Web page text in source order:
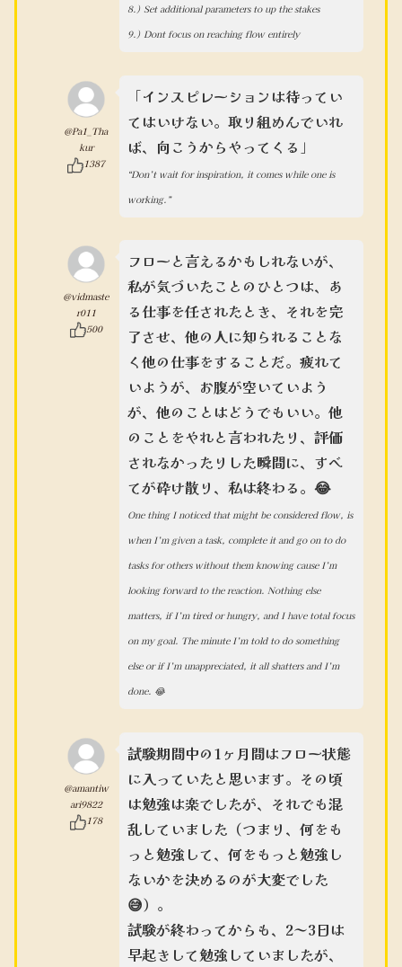
8.) Set additional parameters to up the stakes
9.) Dont focus on reaching flow entirely
@Pa1_Tha
kur
1387
「インスピレーションは待ってい
てはいけない。取り組めんでいれ
ば、向こうからやってくる」
“Don’t wait for inspiration, it comes while one is
working.”
@vidmaste
r011
500
フローと言えるかもしれないが、
私が気づいたことのひとつは、あ
る仕事を任されたとき、それを完
了させ、他の人に知られることな
く他の仕事をすることだ。疲れて
いようが、お腹が空いていよう
が、他のことはどうでもいい。他
のことをやれと言われたり、評価
されなかったりした瞬間に、すべ
てが砕け散り、私は終わる。😂
One thing I noticed that might be considered flow, is
when I’m given a task, complete it and go on to do
tasks for others without them knowing cause I’m
looking forward to the reaction. Nothing else
matters, if I’m tired or hungry, and I have total focus
on my goal. The minute I’m told to do something
else or if I’m unappreciated, it all shatters and I’m
done. 😂
@amantiw
ari9822
178
試験期間中の1ヶ月間はフロー状態
に入っていたと思います。その頃
は勉強は楽でしたが、それでも混
乱していました（つまり、何をも
っと勉強して、何をもっと勉強し
ないかを決めるのが大変でした
😅）。
試験が終わってからも、2～3日は
早起きして勉強していましたが、